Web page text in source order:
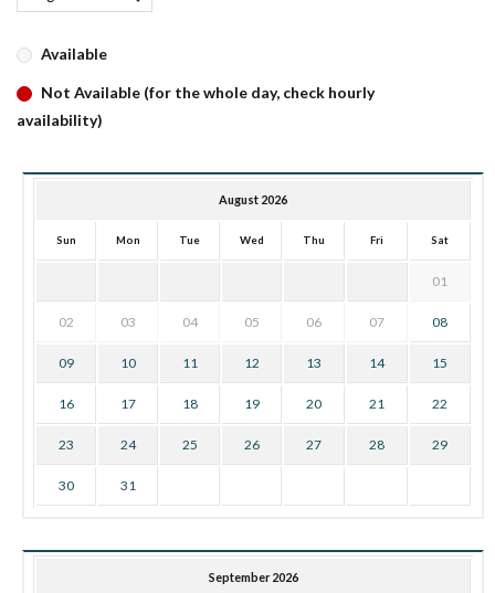
Available
Not Available (for the whole day, check hourly
availability)
August 2026
Sun Mon Tue Wed Thu Fri Sat
01
02 03 04 05 06 07 08
09 10 11 12 13 14 15
16 17 18 19 20 21 22
23 24 25 26 27 28 29
30 31
September 2026